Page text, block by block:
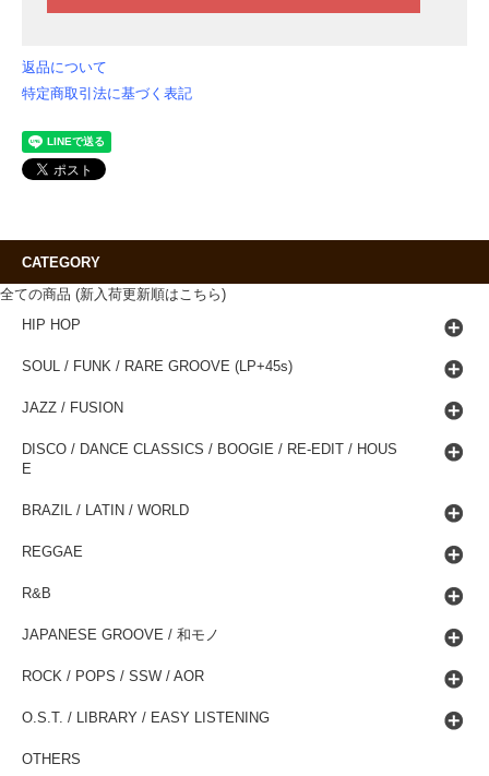
返品について
特定商取引法に基づく表記
CATEGORY
全ての商品 (新入荷更新順はこちら)
HIP HOP
SOUL / FUNK / RARE GROOVE (LP+45s)
JAZZ / FUSION
DISCO / DANCE CLASSICS / BOOGIE / RE-EDIT / HOUS
E
BRAZIL / LATIN / WORLD
REGGAE
R&B
JAPANESE GROOVE / 和モノ
ROCK / POPS / SSW / AOR
O.S.T. / LIBRARY / EASY LISTENING
OTHERS